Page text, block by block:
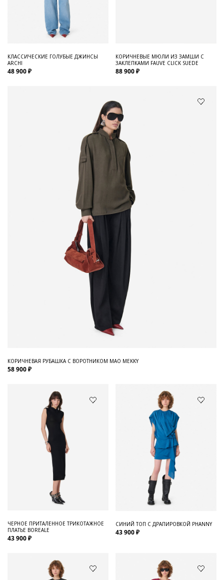
КЛАССИЧЕСКИЕ ГОЛУБЫЕ ДЖИНСЫ
ARCHI
48 900 ₽
КОРИЧНЕВЫЕ МЮЛИ ИЗ ЗАМШИ С
ЗАКЛЕПКАМИ FAUVE CLICK SUEDE
88 900 ₽
КОРИЧНЕВАЯ РУБАШКА С ВОРОТНИКОМ МАО MEKKY
58 900 ₽
ЧЕРНОЕ ПРИТАЛЕННОЕ ТРИКОТАЖНОЕ
ПЛАТЬЕ BOREALE
43 900 ₽
СИНИЙ ТОП С ДРАПИРОВКОЙ PHANNY
43 900 ₽